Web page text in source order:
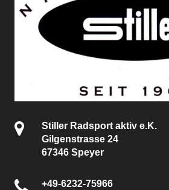
Stiller Radsport aktiv e.K.
Gilgenstrasse 24
67346 Speyer
+49-6232-75966